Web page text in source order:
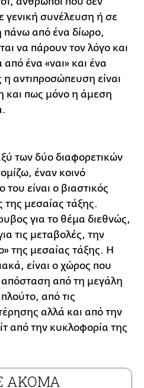
γενική συνέλευση ή σε
από ένα δίωρο,
να πάρουν τον λόγο και
ένα «ναι» και ένα
αντιπροσώπευση είναι
και πως μόνο η άμεση
των δύο διαφορετικών
έναν κοινό
είναι ο βιαστικός
μεσαίας τάξης.
για το θέμα διεθνώς,
τις μεταβολές, την
της μεσαίας τάξης. Η
είναι ο χώρος που
απόσταση από τη μεγάλη
από τις
αλλά και από την
από την κυκλοφορία της
ΑΚΟΜΑ